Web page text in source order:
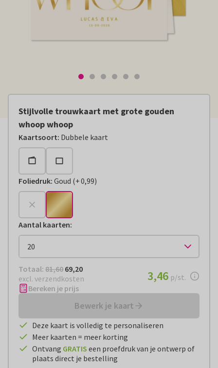
Stijlvolle trouwkaart met grote gouden
whoop whoop
Kaartsoort: Dubbele kaart
Foliedruk: Goud (
+€ 0,99
+0,99)
Aantal kaarten:
Totaal: € 69,20
Totaal: 81,60 69,20
excl. verzendkosten
€ 3,46per stuk
3,46 p/st.
Bereken je prijs
Bewerk je kaart
Deze kaart is volledig te personaliseren
Meer kaarten = meer korting
Ontvang GRATIS een proefdruk van je ontwerp of
plaats direct je bestelling